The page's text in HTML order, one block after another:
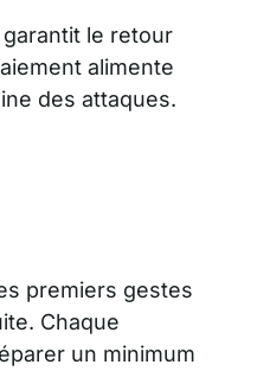
le retour
alimente
des attaques.
premiers gestes
Chaque
un minimum